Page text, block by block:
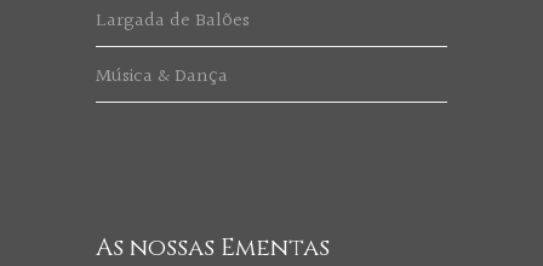
Largada de Balões
Música & Dança
As nossas Ementas